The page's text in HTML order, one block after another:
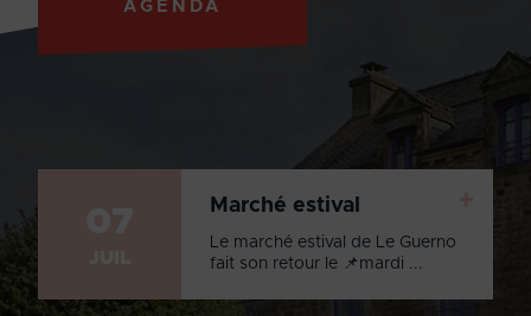
AGENDA
Marché estival
Le marché estival de Le Guerno
fait son retour le 📌mardi ...